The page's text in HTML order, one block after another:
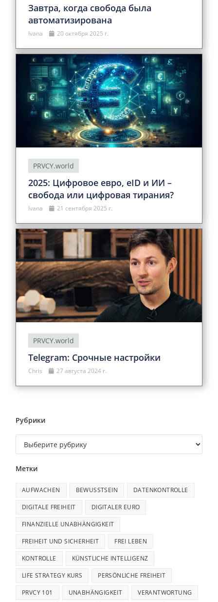
Завтра, когда свобода была
автоматизирована
Ivana 20 октября 2025 г.
PRVCY.world
2025: Цифровое евро, eID и ИИ –
свобода или цифровая тирания?
Ivana 21 сентября 2025 г.
PRVCY.world
Telegram: Срочные настройки
Chris 27 августа 2024 г.
Рубрики
Метки
AUFWACHEN BEWUSSTSEIN DATENKONTROLLE
DIGITALE FREIHEIT DIGITALER EURO
FINANZIELLE UNABHÄNGIGKEIT
FREIHEIT UND SICHERHEIT FREI LEBEN
KONTROLLE KÜNSTLICHE INTELLIGENZ
LIFE STRATEGY KURS PERSÖNLICHE FREIHEIT
PRVCY 101 UNABHÄNGIGKEIT VERANTWORTUNG